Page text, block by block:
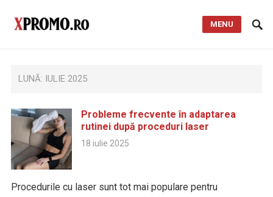
MENU
LUNĂ: IULIE 2025
Probleme frecvente în adaptarea
rutinei după proceduri laser
18 iulie 2025
Procedurile cu laser sunt tot mai populare pentru